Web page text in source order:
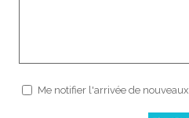
Me notifier l'arrivée de